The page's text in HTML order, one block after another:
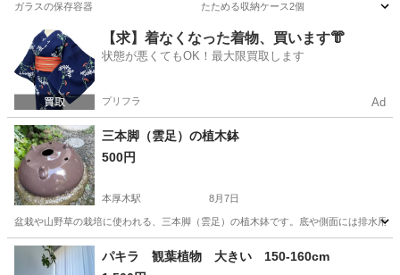
ガラスの保存容器 たためる収納ケース2個
神奈川 横須賀市 逸見駅 食器
【求】着なくなった着物、買います👘
状態が悪くてもOK！最大限買取します
プリフラ Ad
三本脚（雲足）の植木鉢
500円
本厚木駅 8月7日
盆栽や山野草の栽培に使われる、三本脚（雲足）の植木鉢です。底や側面には排水用
神奈川 厚木市 本厚木駅 家庭用品
パキラ 観葉植物 大きい 150-160cm